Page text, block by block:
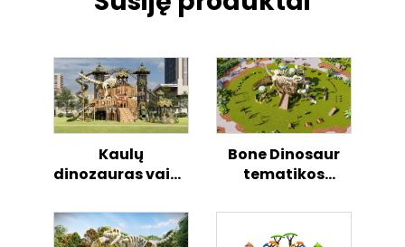
Kaulų
dinozauras vaikų
žaidimų
slystykla
Bone Dinosaur
tematikos
džungles kaip
skramsta slide